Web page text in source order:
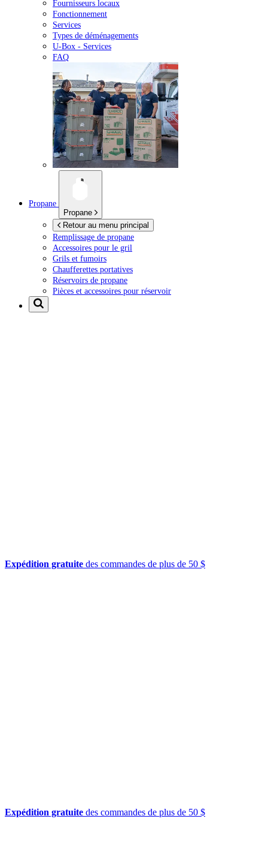
Fournisseurs locaux
Fonctionnement
Services
Types de déménagements
U-Box - Services
FAQ
Propane
Propane
Retour au menu principal
Remplissage de propane
Accessoires pour le gril
Grils et fumoirs
Chaufferettes portatives
Réservoirs de propane
Pièces et accessoires pour réservoir
Expédition gratuite des commandes de plus de 50 $
Expédition gratuite des commandes de plus de 50 $